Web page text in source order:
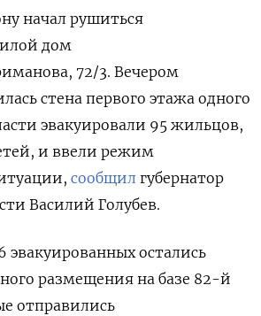
начал рушиться
дом
72/3. Вечером
стена первого этажа одного
эвакуировали 95 жильцов,
и ввели режим
сообщил губернатор
Василий Голубев.
эвакуированных остались
размещения на базе 82-й
отправились